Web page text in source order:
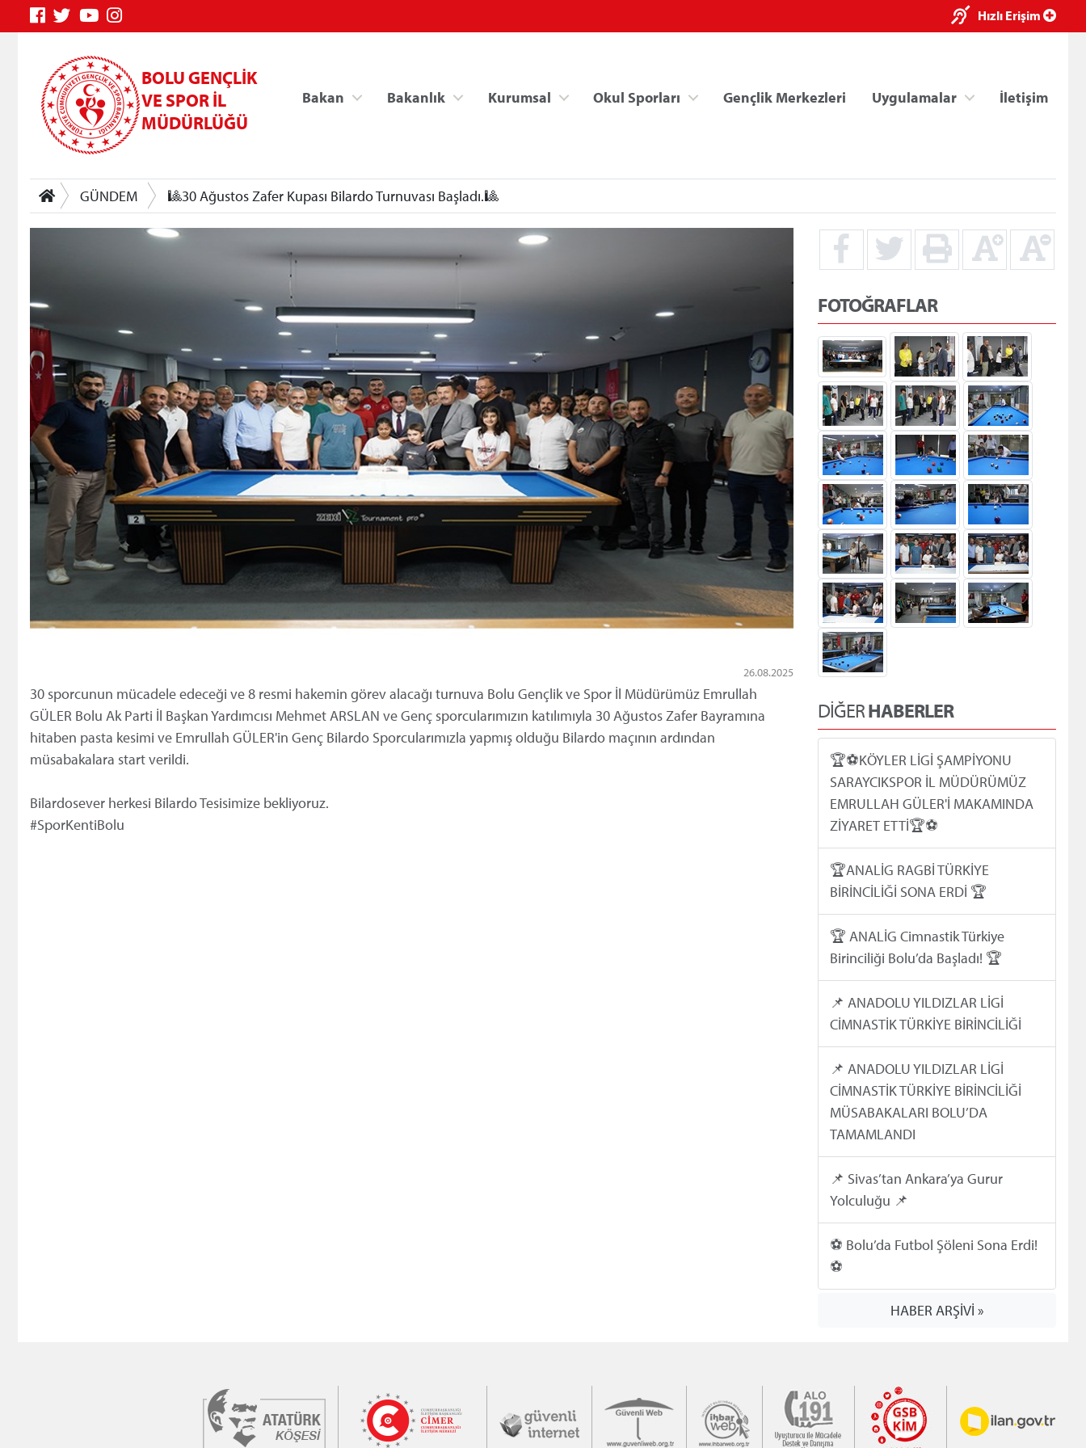
Hızlı Erişim
BOLU GENÇLİK
VE SPOR İL
MÜDÜRLÜĞÜ
Bakan Bakanlık Kurumsal Okul Sporları Gençlik Merkezleri Uygulamalar İletişim
GÜNDEM 🎱30 Ağustos Zafer Kupası Bilardo Turnuvası Başladı.🎱
26.08.2025
30 sporcunun mücadele edeceği ve 8 resmi hakemin görev alacağı turnuva Bolu Gençlik ve Spor İl Müdürümüz Emrullah
GÜLER Bolu Ak Parti İl Başkan Yardımcısı Mehmet ARSLAN ve Genç sporcularımızın katılımıyla 30 Ağustos Zafer Bayramına
hitaben pasta kesimi ve Emrullah GÜLER'in Genç Bilardo Sporcularımızla yapmış olduğu Bilardo maçının ardından
müsabakalara start verildi.
Bilardosever herkesi Bilardo Tesisimize bekliyoruz.
#SporKentiBolu
FOTOĞRAFLAR
DİĞERHABERLER
🏆⚽️KÖYLER LİGİ ŞAMPİYONU
SARAYCIKSPOR İL MÜDÜRÜMÜZ
EMRULLAH GÜLER'İ MAKAMINDA
ZİYARET ETTİ🏆⚽️
🏆ANALİG RAGBİ TÜRKİYE
BİRİNCİLİĞİ SONA ERDİ 🏆
🏆 ANALİG Cimnastik Türkiye
Birinciliği Bolu’da Başladı! 🏆
📌 ANADOLU YILDIZLAR LİGİ
CİMNASTİK TÜRKİYE BİRİNCİLİĞİ
📌 ANADOLU YILDIZLAR LİGİ
CİMNASTİK TÜRKİYE BİRİNCİLİĞİ
MÜSABAKALARI BOLU’DA
TAMAMLANDI
📌 Sivas’tan Ankara’ya Gurur
Yolculuğu 📌
⚽️ Bolu’da Futbol Şöleni Sona Erdi!
⚽️
HABER ARŞİVİ »
×